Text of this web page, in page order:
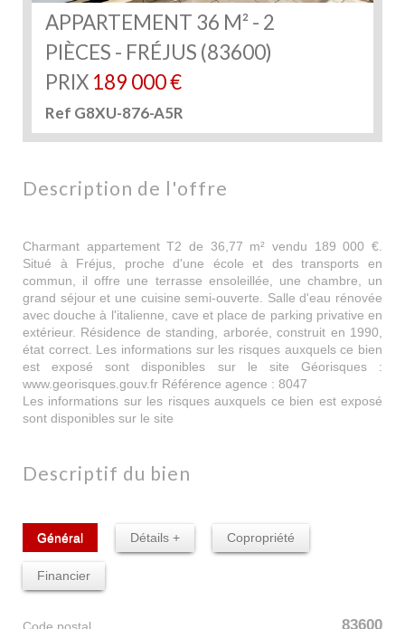
APPARTEMENT 36 M² - 2
PIÈCES - FRÉJUS (83600)
PRIX 189 000€
Ref G8XU-876-A5R
description de l'offre
Charmant appartement T2 de 36,77 m² vendu 189 000 €.
Situé à Fréjus, proche d'une école et des transports en
commun, il offre une terrasse ensoleillée, une chambre, un
grand séjour et une cuisine semi-ouverte. Salle d'eau rénovée
avec douche à l'italienne, cave et place de parking privative en
extérieur. Résidence de standing, arborée, construit en 1990,
état correct. Les informations sur les risques auxquels ce bien
est exposé sont disponibles sur le site Géorisques :
www.georisques.gouv.fr Référence agence : 8047
Les informations sur les risques auxquels ce bien est exposé
sont disponibles sur le site
descriptif du bien
Général Détails + Copropriété
Financier
83600